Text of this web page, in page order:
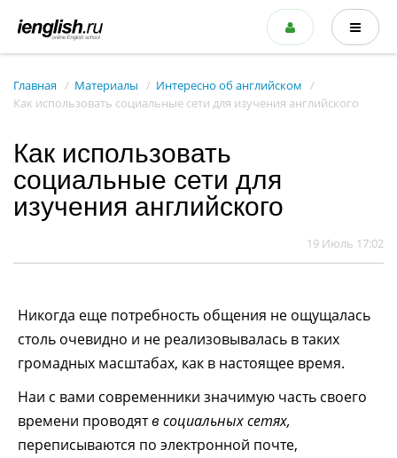
Главная Материалы
Интересно об английском
Как использовать социальные сети для изучения английского
Как использовать
социальные сети для
изучения английского
19 Июль 17:02
Никогда еще потребность общения не ощущалась
столь очевидно и не реализовывалась в таких
громадных масштабах, как в настоящее время.
Наи с вами современники значимую часть своего
времени проводятв социальных сетях,
переписываются по электронной почте,